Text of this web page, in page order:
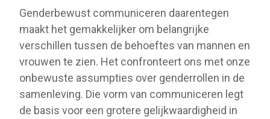
Genderbewust communiceren daarentegen
maakt het gemakkelijker om belangrijke
verschillen tussen de behoeftes van mannen en
vrouwen te zien. Het confronteert ons met onze
onbewuste assumpties over genderrollen in de
samenleving. Die vorm van communiceren legt
de basis voor een grotere gelijkwaardigheid in